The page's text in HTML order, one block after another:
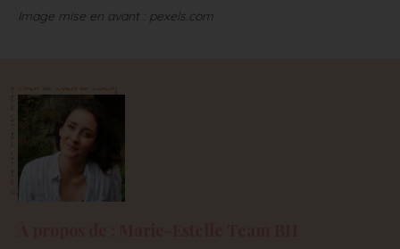
Image mise en avant : pexels.com